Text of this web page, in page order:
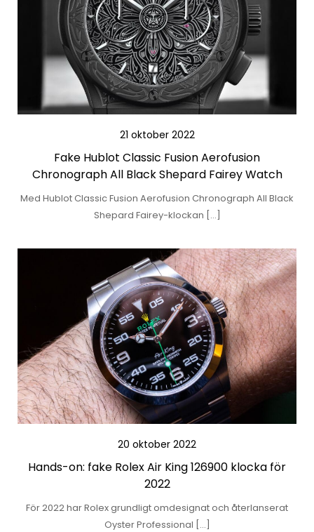
21 oktober 2022
Fake Hublot Classic Fusion Aerofusion
Chronograph All Black Shepard Fairey Watch
Med Hublot Classic Fusion Aerofusion Chronograph All Black
Shepard Fairey-klockan […]
20 oktober 2022
Hands-on: fake Rolex Air King 126900 klocka för
2022
För 2022 har Rolex grundligt omdesignat och återlanserat
Oyster Professional […]